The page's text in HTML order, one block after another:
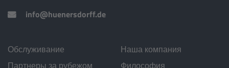
info@huenersdorff.de
Обслуживание
Партнеры за рубежом
Наша компания
Философия